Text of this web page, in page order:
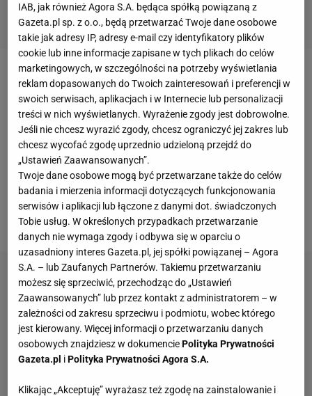
Reprezentant Polski pokonał w 63 minucie Vladimira
Gabulova. Polski napastnik wykorzystał zamieszanie
w polu karnym gości po dośrodkowaniu z lewej
strony z rzutu wolnego. Teodorczyk zdecydował się
nabiegać na krótszy słupek, czym zaskoczył
bramkarza i umieścił głową piłkę w siatce. Bramka
snajpera Anderlechtu dała prowadzone "Fiołkom" w
meczuz liderem Jupiler League
IAB, jak również Agora S.A. będąca spółką powiązaną z
Gazeta.pl sp. z o.o., będą przetwarzać Twoje dane osobowe
takie jak adresy IP, adresy e-mail czy identyfikatory plików
cookie lub inne informacje zapisane w tych plikach do celów
marketingowych, w szczególności na potrzeby wyświetlania
reklam dopasowanych do Twoich zainteresowań i preferencji w
swoich serwisach, aplikacjach i w Internecie lub personalizacji
treści w nich wyświetlanych. Wyrażenie zgody jest dobrowolne.
Jeśli nie chcesz wyrazić zgody, chcesz ograniczyć jej zakres lub
chcesz wycofać zgodę uprzednio udzieloną przejdź do
„Ustawień Zaawansowanych”.
Twoje dane osobowe mogą być przetwarzane także do celów
badania i mierzenia informacji dotyczących funkcjonowania
serwisów i aplikacji lub łączone z danymi dot. świadczonych
Tobie usług. W określonych przypadkach przetwarzanie
danych nie wymaga zgody i odbywa się w oparciu o
uzasadniony interes Gazeta.pl, jej spółki powiązanej – Agora
S.A. – lub Zaufanych Partnerów. Takiemu przetwarzaniu
możesz się sprzeciwić, przechodząc do „Ustawień
Zaawansowanych” lub przez kontakt z administratorem – w
zależności od zakresu sprzeciwu i podmiotu, wobec którego
jest kierowany. Więcej informacji o przetwarzaniu danych
osobowych znajdziesz w dokumenciePolityka Prywatności
Gazeta.pl iPolityka Prywatności Agora S.A.
Klikając „Akceptuję” wyrażasz też zgodę na zainstalowanie i